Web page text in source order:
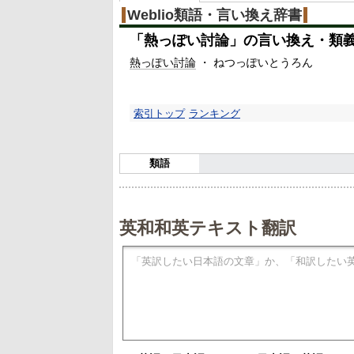
Weblio類語・言い換え辞書
「 熱っぽい討論」の言い換え・類
熱っぽい討論 ・ ねつっぽいとうろん
索引トップ ランキング
類語
英和和英テキスト翻訳